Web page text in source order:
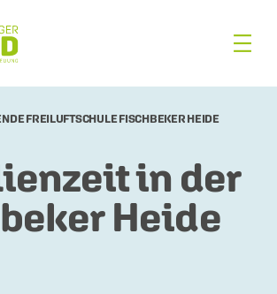
FREILUFTSCHULE FISCHBEKER HEIDE
in der
Heide